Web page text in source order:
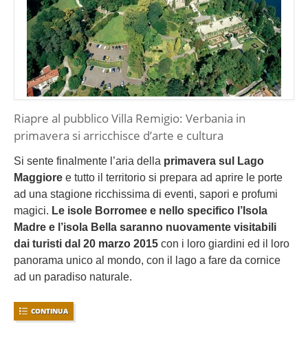
Riapre al pubblico Villa Remigio: Verbania in
primavera si arricchisce d’arte e cultura
Si sente finalmente l’aria della primavera sul Lago
Maggiore e tutto il territorio si prepara ad aprire le porte
ad una stagione ricchissima di eventi, sapori e profumi
magici. Le isole Borromee e nello specifico l’Isola
Madre e l’isola Bella saranno nuovamente visitabili
dai turisti dal 20 marzo 2015 con i loro giardini ed il loro
panorama unico al mondo, con il lago a fare da cornice
ad un paradiso naturale.
CONTINUA